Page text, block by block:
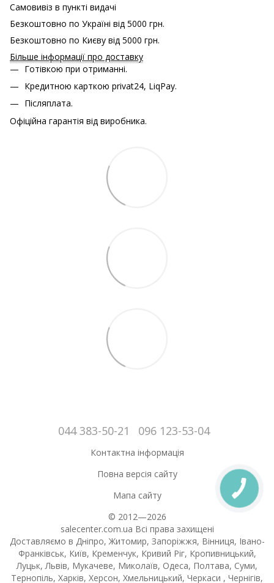
Самовивіз в пункті видачі
Безкоштовно по Україні від 5000 грн.
Безкоштовно по Києву від 5000 грн.
Більше інформації про доставку
Готівкою при отриманні.
Кредитною карткою privat24, LiqPay.
Післяплата.
Офіційна гарантія від виробника.
044 383-50-21 096 123-53-04
Контактна інформація
Повна версія сайту
Мапа сайту
© 2012—2026
salecenter.com.ua Всі права захищені
Доставляємо в Дніпро, Житомир, Запоріжжя, Вінниця, Івано-
Франківськ, Київ, Кременчук, Кривий Ріг, Кропивницький,
Луцьк, Львів, Мукачеве, Миколаїв, Одеса, Полтава, Суми,
Тернопіль, Харків, Херсон, Хмельницький, Черкаси , Чернігів,